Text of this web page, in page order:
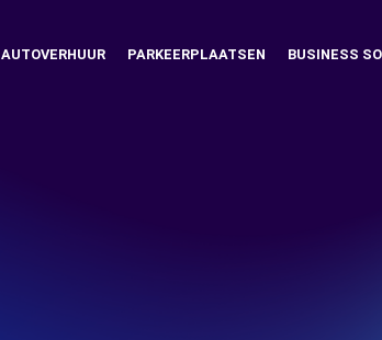
AUTOVERHUUR PARKEERPLAATSEN BUSINESS